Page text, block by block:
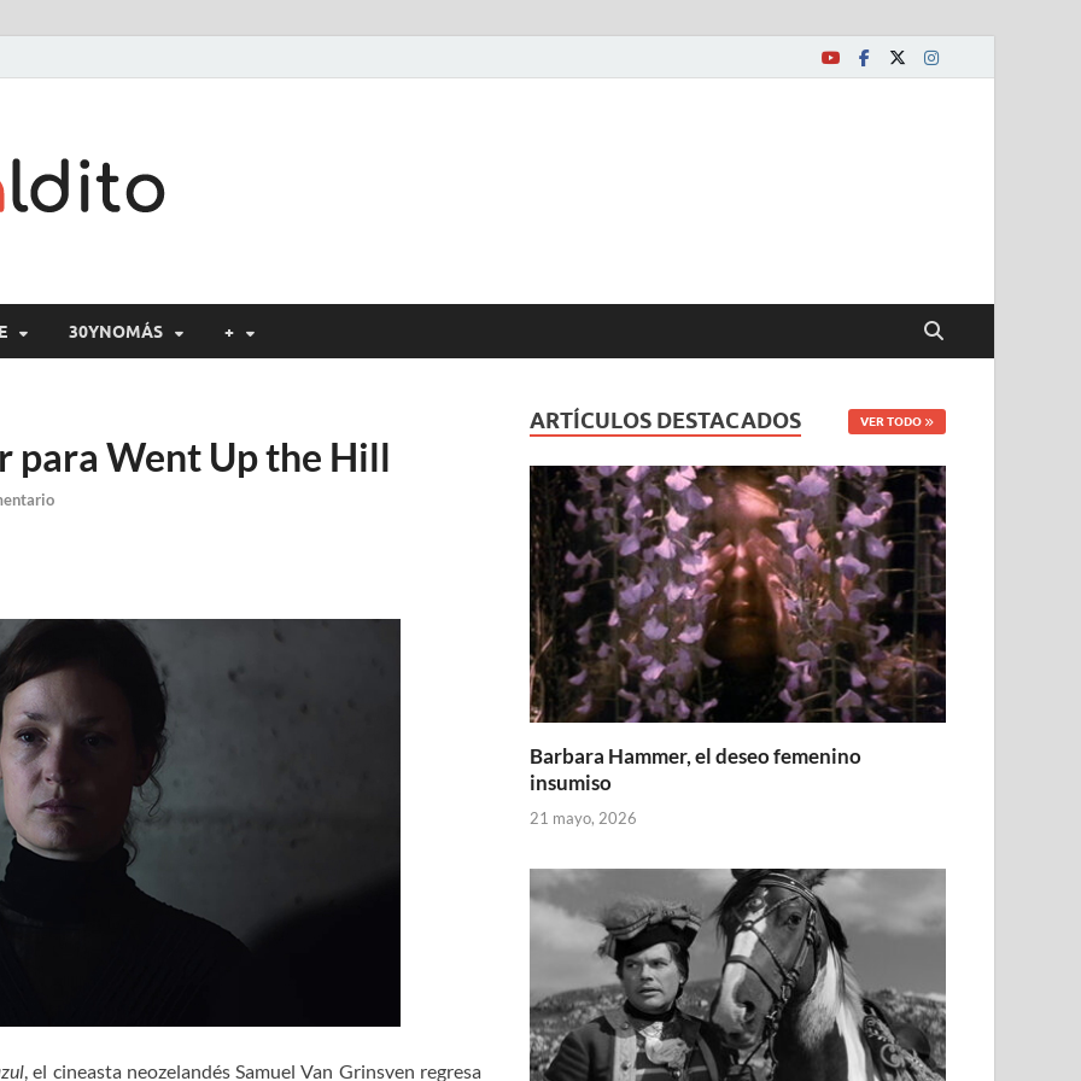
30YNOMÁS +
para Went Up the Hill
, el cineasta neozelandés Samuel Van Grinsven regresa
ARTÍCULOS DESTACADOS VER TODO
Barbara Hammer, el deseo femenino
insumiso
21 mayo, 2026